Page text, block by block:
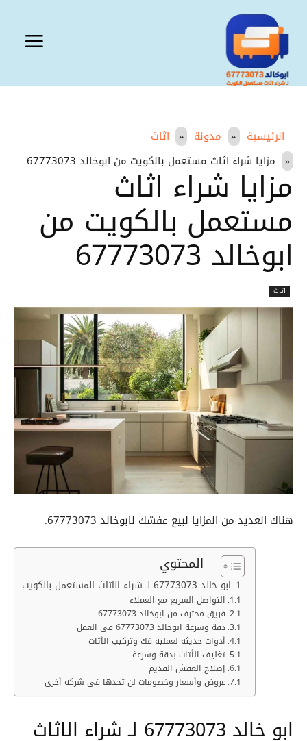
الرئيسية مدونة
اثاث
مزايا شراء اثاث مستعمل بالكويت من ابوخالد 67773073
مزايا شراء اثاث
مستعمل بالكويت من
ابوخالد 67773073
اثاث
هناك العديد من المزايا لبيع عفشك لابوخالد 67773073.
المحتوي
ابو خالد 67773073 لـ شراء الاثاث المستعمل بالكويت
التواصل السريع مع العملاء
فريق محترف من ابوخالد 67773073
دقة وسرعة ابوخالد 67773073 في العمل
أدوات حديثة لعملية فك وتركيب الأثاث
تغليف الأثاث بدقة وسرعة
إصلاح العفش القديم
عروض وأسعار وخصومات لن تجدها في شركة أخرى
ابو خالد 67773073 لـ شراء الاثاث